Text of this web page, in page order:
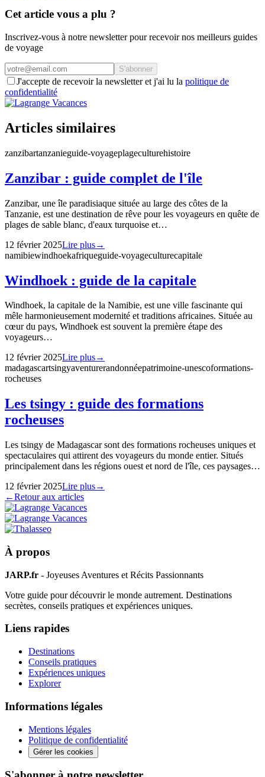
Cet article vous a plu ?
Inscrivez-vous à notre newsletter pour recevoir nos meilleurs guides
de voyage
S'abonner
J'accepte de recevoir la newsletter et j'ai lu la politique de
confidentialité
Articles similaires
zanzibartanzanieguide-voyageplageculturehistoire
Zanzibar : guide complet de l'île
Zanzibar, une île paradisiaque située au large des côtes de la
Tanzanie, est une destination de rêve pour les voyageurs en quête de
plages de sable blanc, d'eaux turquoise et…
12 février 2025Lire plus→
namibiewindhoekafriqueguide-voyageculturecapitale
Windhoek : guide de la capitale
Windhoek, la capitale de la Namibie, est une ville fascinante qui
mêle harmonieusement modernité et traditions africaines. Située au
cœur du pays, Windhoek est souvent la première étape des
voyageurs…
12 février 2025Lire plus→
madagascartsingyaventurerandonnéepatrimoine-unescoformations-
rocheuses
Les tsingy : guide des formations
rocheuses
Les tsingy de Madagascar sont des formations rocheuses uniques et
spectaculaires qui attirent des voyageurs du monde entier. Situés
principalement dans les régions ouest et nord de l'île, ces paysages…
12 février 2025Lire plus→
←Retour aux articles
À propos
JARP.fr - Joyeuses Aventures et Récits Passionnants
Votre guide pour découvrir le monde autrement. Destinations
secrètes, conseils pratiques et expériences uniques.
Liens rapides
Destinations
Conseils pratiques
Expériences uniques
Explorer
Informations légales
Mentions légales
Politique de confidentialité
Gérer les cookies